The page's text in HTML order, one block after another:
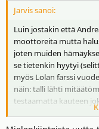
u
n
a
l
o
i
t
t
a
a
v
m
ä
ä
r
ä
Jarvis sanoi:
Luin jostakin että
moottoreita mutta
joten muiden
se tietenkin hyytyi
myös Lolan farssi
näin: talli lähti
testaamatta kauteen
autot karsiutuivat
kilpailuun Brasiliaan